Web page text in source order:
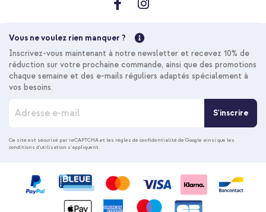
Vous ne voulez rien manquer ?
Inscrivez-vous maintenant à notre newsletter et recevez 10% de
réduction sur votre prochaine commande, ainsi que des promotions
chaque semaine et des e-mails réguliers adaptés spécialement à
vos besoins.
c
r
S'inscrire
Ce site est sécurisé par reCAPTCHA et les règles de confidentialité de Google ainsi que les
conditions d'utilisation s'appliquent.